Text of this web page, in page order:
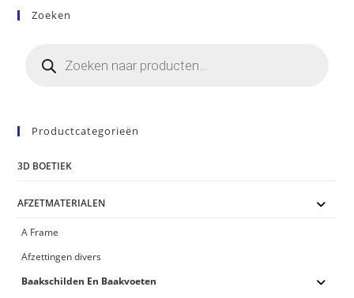
Zoeken
zoeken
Productcategorieën
3D BOETIEK
AFZETMATERIALEN
A Frame
Afzettingen divers
Baakschilden En Baakvoeten